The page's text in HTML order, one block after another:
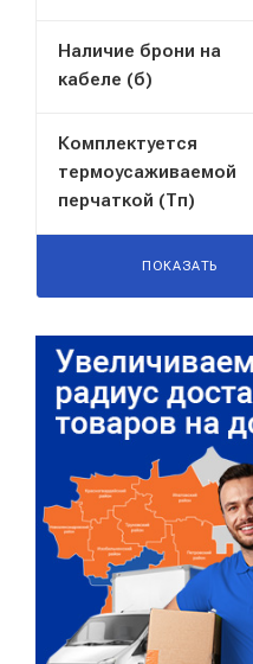
Наличие брони на
кабеле (б)
Комплектуется
термоусаживаемой
перчаткой (Тп)
ПОКАЗАТЬ